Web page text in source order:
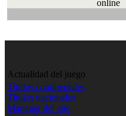
Actualidad del juego
Títulos continentales
Títulos nacionales
Manager del año